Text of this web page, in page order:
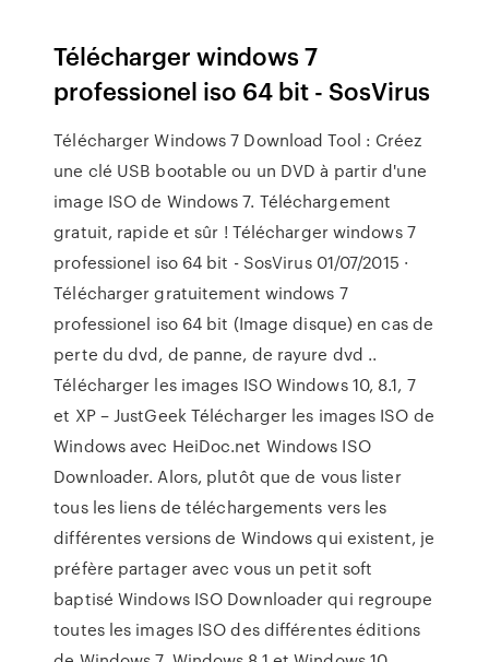
Télécharger windows 7
professionel iso 64 bit - SosVirus
Télécharger Windows 7 Download Tool : Créez
une clé USB bootable ou un DVD à partir d'une
image ISO de Windows 7. Téléchargement
gratuit, rapide et sûr ! Télécharger windows 7
professionel iso 64 bit - SosVirus 01/07/2015 ·
Télécharger gratuitement windows 7
professionel iso 64 bit (Image disque) en cas de
perte du dvd, de panne, de rayure dvd ..
Télécharger les images ISO Windows 10, 8.1, 7
et XP – JustGeek Télécharger les images ISO de
Windows avec HeiDoc.net Windows ISO
Downloader. Alors, plutôt que de vous lister
tous les liens de téléchargements vers les
différentes versions de Windows qui existent, je
préfère partager avec vous un petit soft
baptisé Windows ISO Downloader qui regroupe
toutes les images ISO des différentes éditions